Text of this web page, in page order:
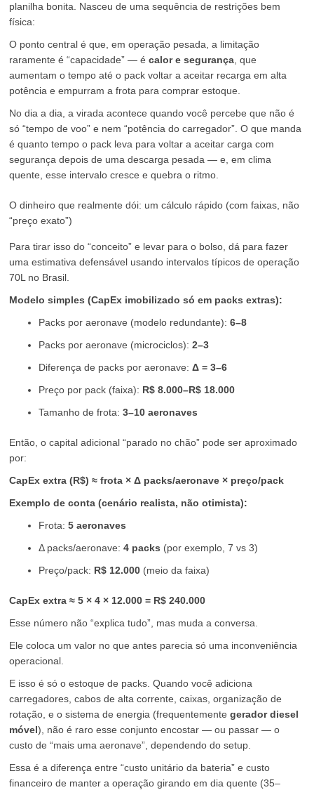
planilha bonita. Nasceu de uma sequência de restrições bem
física:
O ponto central é que, em operação pesada, a limitação
raramente é “capacidade” — écalor e segurança, que
aumentam o tempo até o pack voltar a aceitar recarga em alta
potência e empurram a frota para comprar estoque.
No dia a dia, a virada acontece quando você percebe que não é
só “tempo de voo” e nem “potência do carregador”. O que manda
é quanto tempo o pack leva para voltar a aceitar carga com
segurança depois de uma descarga pesada — e, em clima
quente, esse intervalo cresce e quebra o ritmo.
O dinheiro que realmente dói: um cálculo rápido (com faixas, não
“preço exato”)
Para tirar isso do “conceito” e levar para o bolso, dá para fazer
uma estimativa defensável usando intervalos típicos de operação
70L no Brasil.
Modelo simples (CapEx imobilizado só em packs extras):
Packs por aeronave (modelo redundante):6–8
Packs por aeronave (microciclos):2–3
Diferença de packs por aeronave:Δ = 3–6
Preço por pack (faixa): R$ 8.000–R$ 18.000
Tamanho de frota:3–10 aeronaves
Então, o capital adicional “parado no chão” pode ser aproximado
por:
CapEx extra (R$) ≈ frota × Δ packs/aeronave × preço/pack
Exemplo de conta (cenário realista, não otimista):
Frota:5 aeronaves
Δ packs/aeronave:4 packs (por exemplo, 7 vs 3)
Preço/pack: R$ 12.000 (meio da faixa)
CapEx extra ≈ 5 × 4 × 12.000 = R$ 240.000
Esse número não “explica tudo”, mas muda a conversa.
Ele coloca um valor no que antes parecia só uma inconveniência
operacional.
E isso é só o estoque de packs. Quando você adiciona
carregadores, cabos de alta corrente, caixas, organização de
rotação, e o sistema de energia (frequentementegerador diesel
móvel), não é raro esse conjunto encostar — ou passar — o
custo de “mais uma aeronave”, dependendo do setup.
Essa é a diferença entre “custo unitário da bateria” e custo
financeiro de manter a operação girando em dia quente (35–